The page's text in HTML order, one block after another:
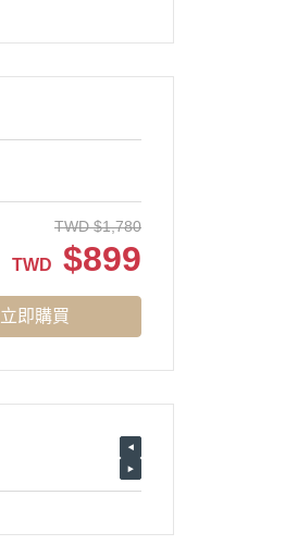
TWD $1,780
TWD $899
立即購買